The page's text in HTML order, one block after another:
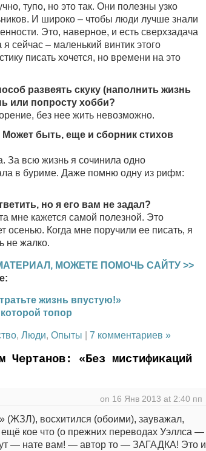
тупо, но это так. Они полезны узко
И широко – чтобы люди лучше знали
Это, наверное, и есть сверхзадача
сейчас – маленький винтик этого
писать хочется, но времени на это
развеять скуку (наполнить жизнь
или попросту хобби?
без нее жить невозможно.
быть, еще и сборник стихов
За всю жизнь я сочинила одно
в буриме. Даже помню одну из рифм:
но я его вам не задал?
мне кажется самой полезной. Это
осенью. Когда мне поручили ее писать, я
не жалко.
МОЖЕТЕ ПОМОЧЬ САЙТУ >>
жизнь впустую!»
топор
, Люди, Опыты 7 комментариев »
Чертанов: «Без мистификаций
on 16 Янв 2013 at 2:40 пп
(ЖЗЛ), восхитился (обоими), зауважал,
кое что (о прежних переводах Уэллса —
— нате вам! — автор то — ЗАГАДКА! Это и